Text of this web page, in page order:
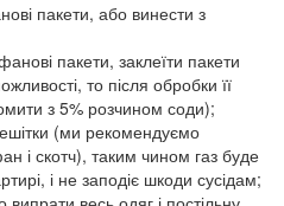
пакети, або винести з
пакети, заклеїти пакети
то після обробки її
з 5% розчином соди);
(ми рекомендуємо
і скотч), таким чином газ буде
і не заподіє шкоди сусідам;